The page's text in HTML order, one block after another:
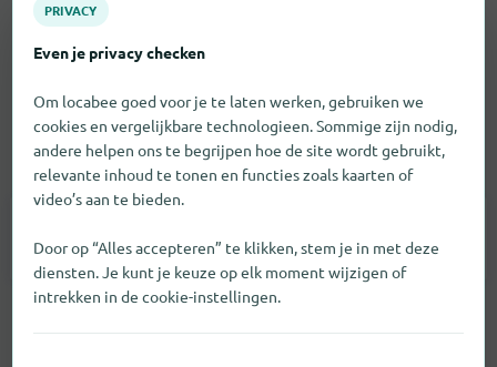
Voertuigen
Auto-Accessoires
PRIVACY
Even je privacy checken
Om locabee goed voor je te laten werken, gebruiken we
cookies en vergelijkbare technologieen. Sommige zijn nodig,
andere helpen ons te begrijpen hoe de site wordt gebruikt,
relevante inhoud te tonen en functies zoals kaarten of
video’s aan te bieden.
Door op “Alles accepteren” te klikken, stem je in met deze
diensten. Je kunt je keuze op elk moment wijzigen of
intrekken in de cookie-instellingen.